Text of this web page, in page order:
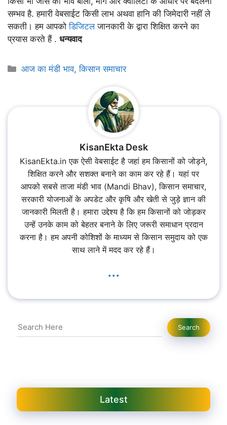
सम्भव है. हमारी वेबसाईट किसी लाभ अथवा हानि की जिमेदारी नहीं ले
सकती। हम आपकोडिजिटलजानकारी के द्वारा शिक्षित करने का
प्रयास करते हैं . धन्यवाद
Categories
आज का मंडी भाव,किसान समाचार
KisanEkta Desk
KisanEkta.in एक ऐसी वेबसाईट है जहां हम किसानों को जोड़ने,
शिक्षित करने और सशक्त बनाने का काम कर रहे हैं। यहां पर
आपको सबसे ताजा मंडी भाव (Mandi Bhav), किसान समाचार,
सरकारी योजनाओं के अपडेट और कृषि और खेती से जुड़े ज्ञान की
जानकारी मिलती है। हमारा उद्देश्य है कि हम किसानों को जोड़कर
उन्हें उनके काम को बेहतर बनाने के लिए जरूरी समाधान प्रदान
करना है। हम अपनी कोशिशों के माध्यम से किसान समुदाय को एक
साथ लाने में मदद कर रहे हैं।
...
Search Search
Latest